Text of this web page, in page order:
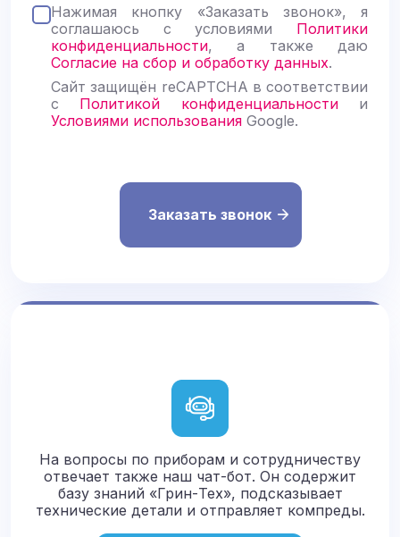
а
в
м
Нажимая кнопку «Заказать звонок», я
соглашаюсь с условиями Политики
конфиденциальности, а также даю
Согласие на сбор и обработку данных.
Сайт защищён reCAPTCHA в соответствии
с Политикой конфиденциальностии
Условиями использования Google.
На вопросы по приборам и сотрудничеству
отвечает также наш чат-бот. Он содержит
базу знаний «Грин-Тех», подсказывает
технические детали и отправляет компреды.